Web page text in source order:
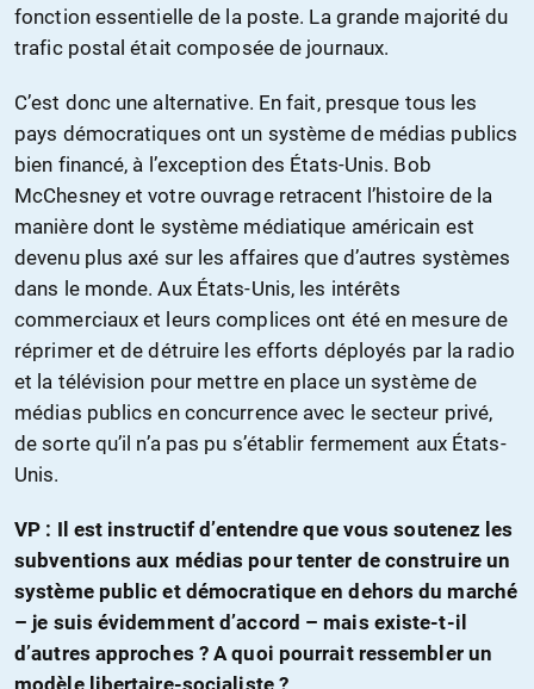
fonction essentielle de la poste. La grande majorité du
trafic postal était composée de journaux.
C’est donc une alternative. En fait, presque tous les
pays démocratiques ont un système de médias publics
bien financé, à l’exception des États-Unis. Bob
McChesney et votre ouvrage retracent l’histoire de la
manière dont le système médiatique américain est
devenu plus axé sur les affaires que d’autres systèmes
dans le monde. Aux États-Unis, les intérêts
commerciaux et leurs complices ont été en mesure de
réprimer et de détruire les efforts déployés par la radio
et la télévision pour mettre en place un système de
médias publics en concurrence avec le secteur privé,
de sorte qu’il n’a pas pu s’établir fermement aux États-
Unis.
VP : Il est instructif d’entendre que vous soutenez les
subventions aux médias pour tenter de construire un
système public et démocratique en dehors du marché
– je suis évidemment d’accord – mais existe-t-il
d’autres approches ? A quoi pourrait ressembler un